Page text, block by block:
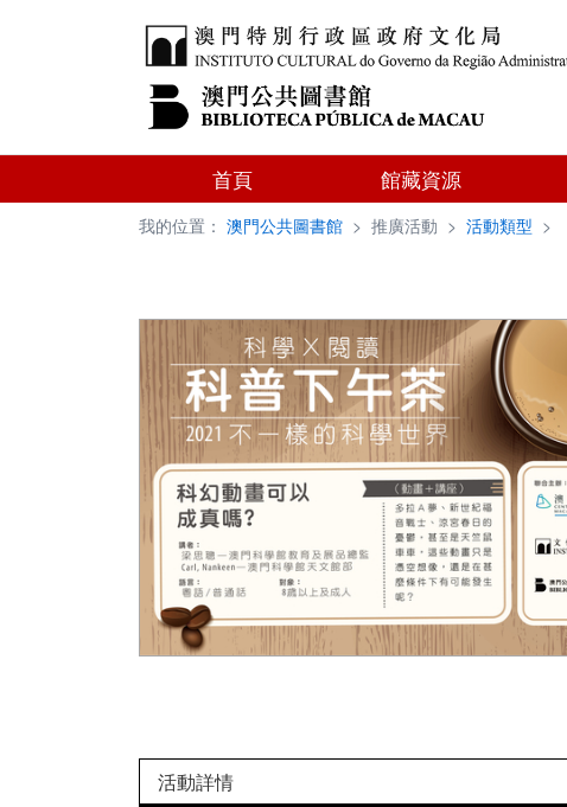
首頁 館藏資源
我的位置： 澳門公共圖書館 > 推廣活動 > 活動類型 >
活動詳情